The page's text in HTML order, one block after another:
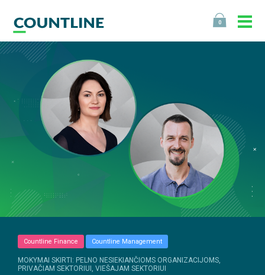
0
Countline Finance Countline Management
MOKYMAI SKIRTI: PELNO NESIEKIANČIOMS ORGANIZACIJOMS,
PRIVAČIAM SEKTORIUI, VIEŠAJAM SEKTORIUI